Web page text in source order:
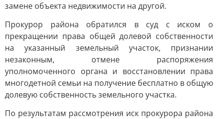
замене объекта недвижимости на другой.
Прокурор района обратился в суд с иском о
прекращении права общей долевой собственности
на указанный земельный участок, признании
незаконным, отмене распоряжения
уполномоченного органа и восстановлении права
многодетной семьи на получение бесплатно в общую
долевую собственность земельного участка.
По результатам рассмотрения иск прокурора района